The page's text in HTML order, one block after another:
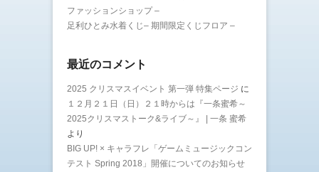
ファッションショップ –
足利ひとみ水着くじ– 期間限定くじフロア –
最近のコメント
2025 クリスマスイベント 第一弾 特集ページ に
１２月２１日（日）２１時からは『一条蜜希～
2025クリスマストーク&ライブ～』 | 一条 蜜希
より
BIG UP! × キャラフレ「ゲームミュージックコン
テスト Spring 2018」開催についてのお知らせ